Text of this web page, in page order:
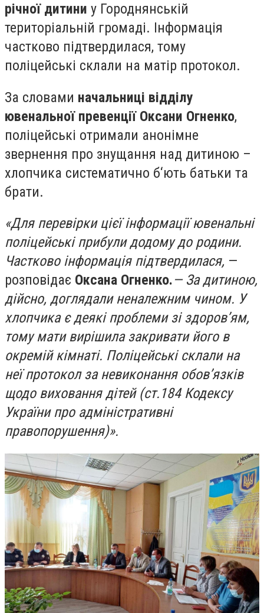
річної дитини у Городнянській
територіальній громаді. Інформація
частково підтвердилася, тому
поліцейські склали на матір протокол.
За словами начальниці відділу
ювенальної превенції Оксани Огненко,
поліцейські отримали анонімне
звернення про знущання над дитиною –
хлопчика систематично б‘ють батьки та
брати.
«Для перевірки цієї інформації ювенальні
поліцейські прибули додому до родини.
Частково інформація підтвердилася, —
розповідає Оксана Огненко.— За дитиною,
дійсно, доглядали неналежним чином. У
хлопчика є деякі проблеми зі здоров’ям,
тому мати вирішила закривати його в
окремій кімнаті. Поліцейські склали на
неї протокол за невиконання обов’язків
щодо виховання дітей (ст.184 Кодексу
України про адміністративні
правопорушення)».